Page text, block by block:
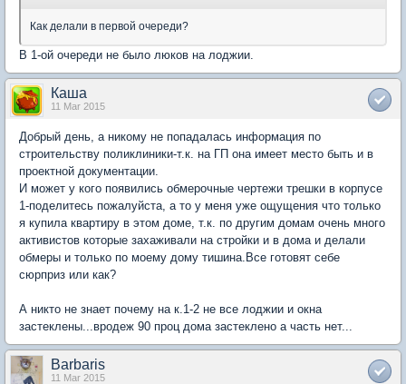
Как делали в первой очереди?
В 1-ой очереди не было люков на лоджии.
Каша
11 Mar 2015
Добрый день, а никому не попадалась информация по
строительству поликлиники-т.к. на ГП она имеет место быть и в
проектной документации.
И может у кого появились обмерочные чертежи трешки в корпусе
1-поделитесь пожалуйста, а то у меня уже ощущения что только
я купила квартиру в этом доме, т.к. по другим домам очень много
активистов которые захаживали на стройки и в дома и делали
обмеры и только по моему дому тишина.Все готовят себе
сюрприз или как?
А никто не знает почему на к.1-2 не все лоджии и окна
застеклены...вродеж 90 проц дома застеклено а часть нет...
Barbaris
11 Mar 2015